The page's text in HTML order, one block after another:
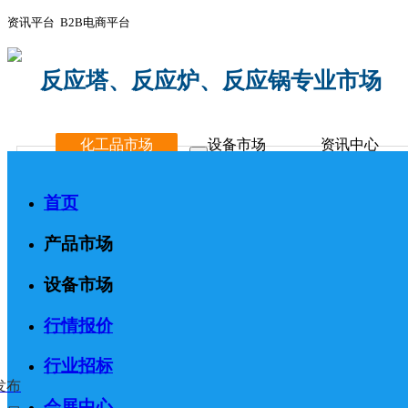
资讯平台 B2B电商平台
反应塔、反应炉、反应锅专业市场
化工品市场 设备市场 资讯中心
首页
产品市场
设备市场
行情报价
行业招标
布